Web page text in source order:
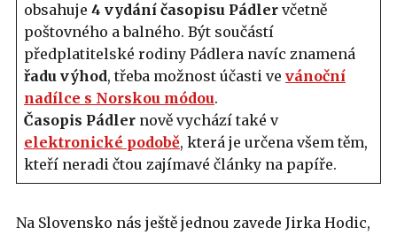
obsahuje 4 vydání časopisu Pádler včetně
poštovného a balného. Být součástí
předplatitelské rodiny Pádlera navíc znamená
řadu výhod, třeba možnost účasti ve vánoční
nadílce s Norskou módou.
Časopis Pádler nově vychází také v
elektronické podobě, která je určena všem těm,
kteří neradi čtou zajímavé články na papíře.
Na Slovensko nás ještě jednou zavede Jirka Hodic,